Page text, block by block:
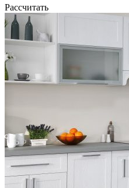
Рассчитать